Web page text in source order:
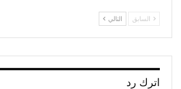
السابق التالي
اترك رد